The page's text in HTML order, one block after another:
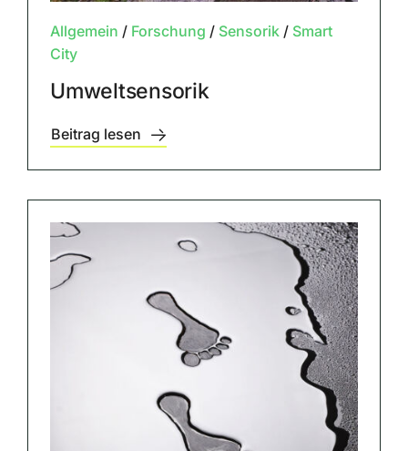
Allgemein / Forschung / Sensorik/ Smart
City
Umweltsensorik
Beitrag lesen